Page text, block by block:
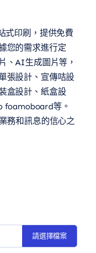
式印刷，提供免費
您的需求進行定
、AI生成圖片等，
張設計、宣傳咭設
盒設計、紙盒設
foamoboard等。
務和訊息的信心之
請選擇檔案